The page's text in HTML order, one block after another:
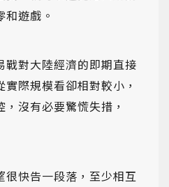
遊戲。
戰對大陸經濟的即期直接
際規模看卻相對較小，
沒有必要驚慌失措，
很快告一段落，至少相互